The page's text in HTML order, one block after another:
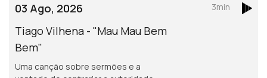
03 Ago, 2026
Tiago Vilhena - "Mau Mau Bem
Bem"
Uma canção sobre sermões e a
3min